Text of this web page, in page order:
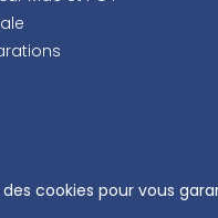
COPYRIGHT © 2026